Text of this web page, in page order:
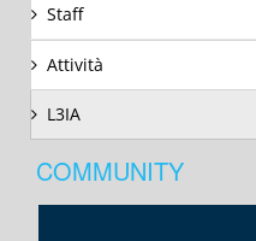
Staff
Attività
L3IA
COMMUNITY